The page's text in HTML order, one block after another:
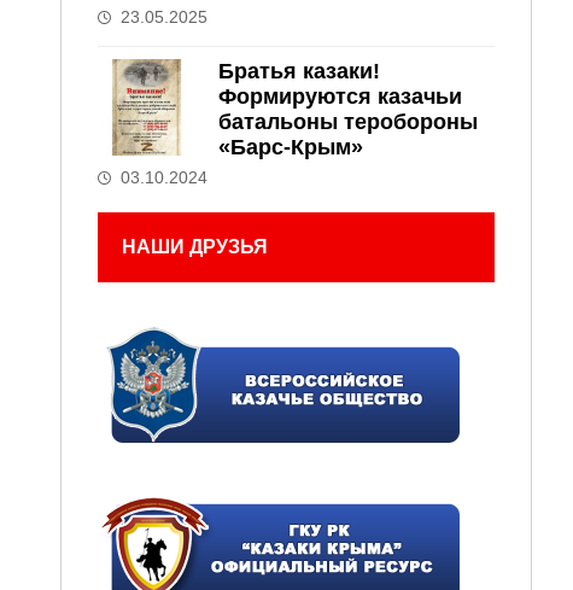
23.05.2025
Братья казаки!
Формируются казачьи
батальоны теробороны
«Барс-Крым»
03.10.2024
НАШИ ДРУЗЬЯ